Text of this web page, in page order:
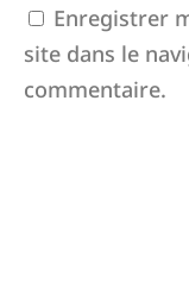
Enregistrer
site dans le
commentaire.